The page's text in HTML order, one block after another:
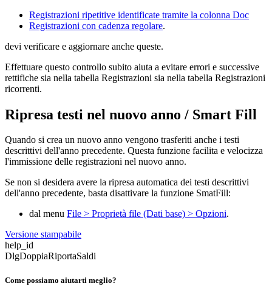
Registrazioni ripetitive identificate tramite la colonna Doc
Registrazioni con cadenza regolare.
devi verificare e aggiornare anche queste.
Effettuare questo controllo subito aiuta a evitare errori e successive
rettifiche sia nella tabella Registrazioni sia nella tabella Registrazioni
ricorrenti.
Ripresa testi nel nuovo anno / Smart Fill
Quando si crea un nuovo anno vengono trasferiti anche i testi
descrittivi dell'anno precedente. Questa funzione facilita e velocizza
l'immissione delle registrazioni nel nuovo anno.
Se non si desidera avere la ripresa automatica dei testi descrittivi
dell'anno precedente, basta disattivare la funzione SmatFill:
dal menu File > Proprietà file (Dati base) > Opzioni.
Versione stampabile
help_id
DlgDoppiaRiportaSaldi
Come possiamo aiutarti meglio?